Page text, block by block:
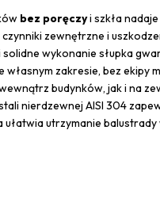
bez poręczyi szkła
zewnętrzne i
wykonanie słupka
własnym zakresie, bez ekipy
budynków, jak i na
nierdzewnej AISI 304
utrzymanie